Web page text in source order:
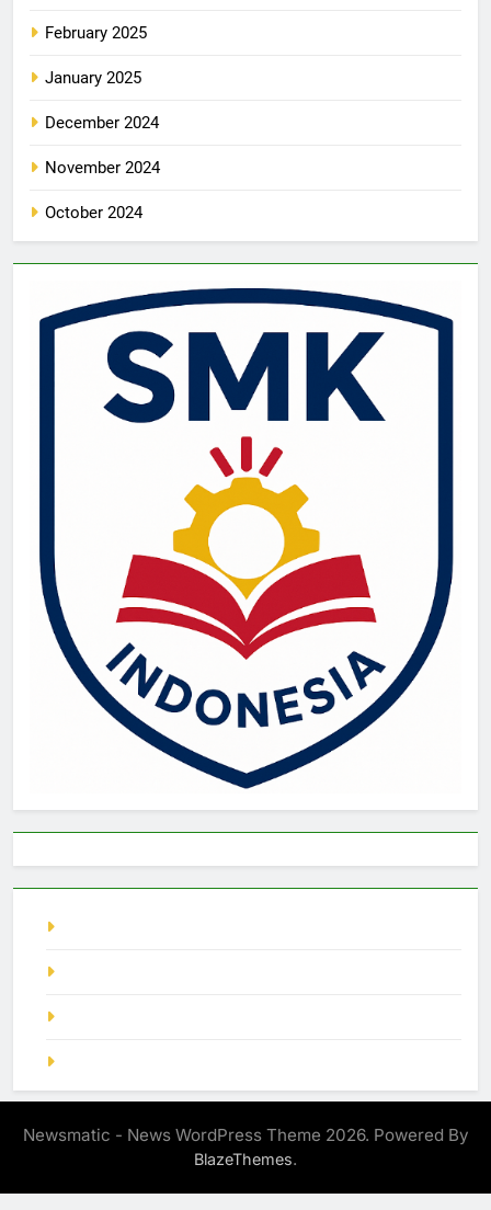
February 2025
January 2025
December 2024
November 2024
October 2024
Newsmatic - News WordPress Theme 2026. Powered By
BlazeThemes.